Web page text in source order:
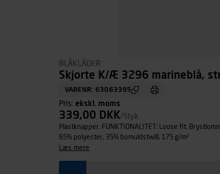
BLÅKLÄDER
Skjorte K/Æ 3296 marineblå,
VARENR: 63063395
Pris: ekskl. moms
339,00 DKK/Styk
Plastknapper.
65% polyester, 35% bomuldstwill, 175 g/m²
læs mere